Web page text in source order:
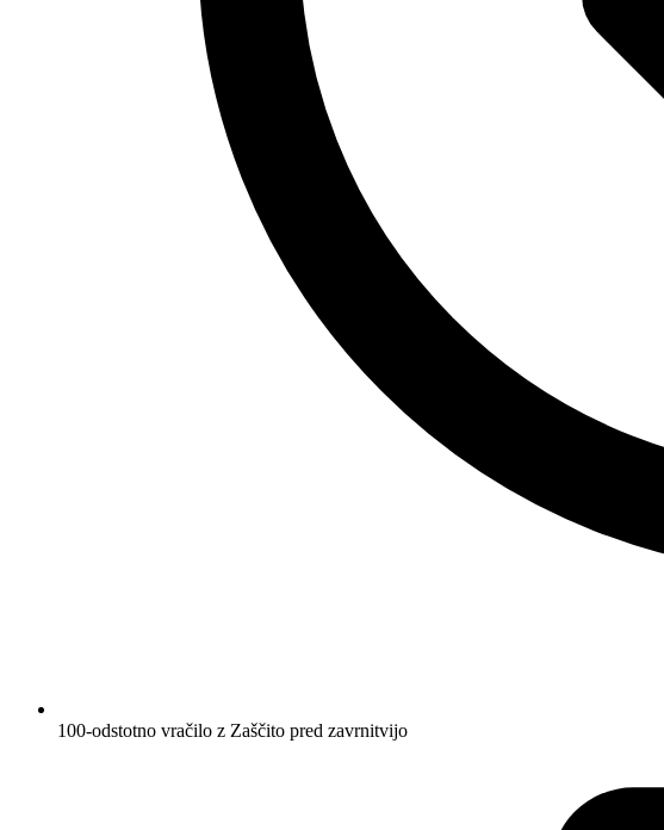
100-odstotno vračilo z Zaščito pred zavrnitvijo